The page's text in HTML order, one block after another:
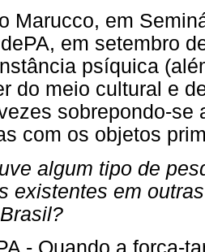
Marucco, em
em setembro
psíquica
do meio cultural e
sobrepondo-se
com os objetos
algum tipo de
existentes em
- Quando a força-